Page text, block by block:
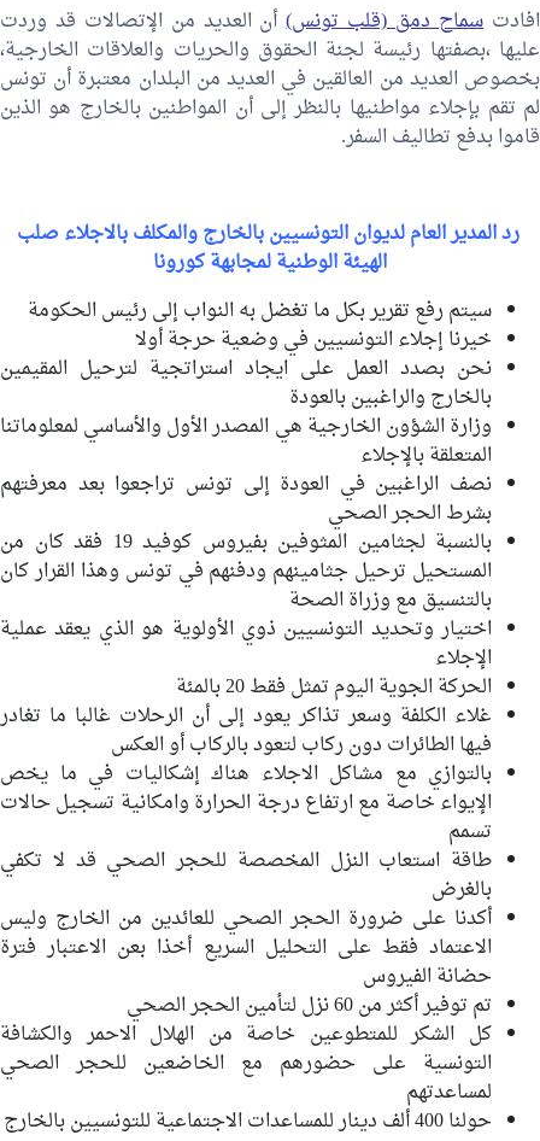
افادت سماح دمق (قلب تونس)أن العديد من الإتصالات قد وردت
عليها ،بصفتها رئيسة لجنة الحقوق والحريات والعلاقات الخارجية،
بخصوص العديد من العالقين في العديد من البلدان معتبرة أن تونس
لم تقم بإجلاء مواطنيها بالنظر إلى أن المواطنين بالخارج هو الذين
قاموا بدفع تطاليف السفر.
رد المدير العام لديوان التونسيين بالخارج والمكلف بالاجلاء صلب
الهيئة الوطنية لمجابهة كورونا
سيتم رفع تقرير بكل ما تغضل به النواب إلى رئيس الحكومة
خيرنا إجلاء التونسيين في وضعية حرجة أولا
نحن بصدد العمل على ايجاد استراتجية لترحيل المقيمين
بالخارج والراغبين بالعودة
وزارة الشؤون الخارجية هي المصدر الأول والأساسي لمعلوماتنا
المتعلقة بالإجلاء
نصف الراغبين في العودة إلى تونس تراجعوا بعد معرفتهم
بشرط الحجر الصحي
بالنسبة لجثامين المثوفين بفيروس كوفيد 19 فقد كان من
المستحيل ترحيل جثامينهم ودفنهم في تونس وهذا القرار كان
بالتنسيق مع وزراة الصحة
اختيار وتحديد التونسيين ذوي الأولوية هو الذي يعقد عملية
الإجلاء
الحركة الجوية اليوم تمثل فقط 20 بالمئة
غلاء الكلفة وسعر تذاكر يعود إلى أن الرحلات غالبا ما تغادر
فيها الطائرات دون ركاب لتعود بالركاب أو العكس
بالتوازي مع مشاكل الاجلاء هناك إشكاليات في ما يخص
الإيواء خاصة مع ارتفاع درجة الحرارة وامكانية تسجيل حالات
تسمم
طاقة استعاب النزل المخصصة للحجر الصحي قد لا تكفي
بالغرض
أكدنا على ضرورة الحجر الصحي للعائدين من الخارج وليس
الاعتماد فقط على التحليل السريع أخذا بعن الاعتبار فترة
حضانة الفيروس
تم توفير أكثر من 60 نزل لتأمين الحجر الصحي
كل الشكر للمتطوعين خاصة من الهلال الاحمر والكشافة
التونسية على حضورهم مع الخاضعين للحجر الصحي
لمساعدتهم
حولنا 400 ألف دينار للمساعدات الاجتماعية للتونسيين بالخارج